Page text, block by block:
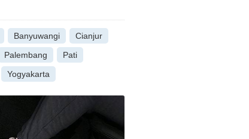
Banyuwangi
Cianjur
Palembang
Pati
Yogyakarta